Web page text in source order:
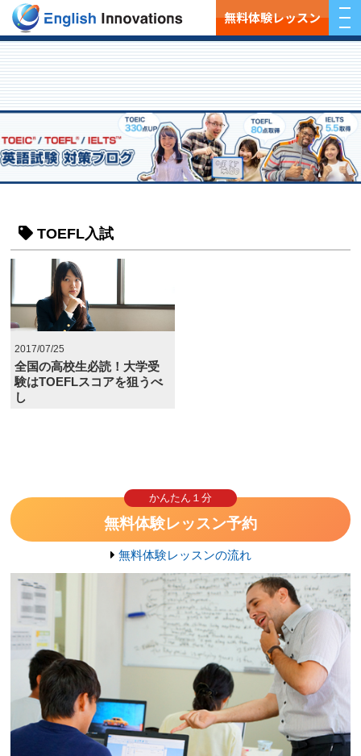
無料体験レッスン
TOEFL入試
2017/07/25
全国の高校生必読！大学受
験はTOEFLスコアを狙うべ
し
かんたん１分
無料体験レッスン予約
無料体験レッスンの流れ